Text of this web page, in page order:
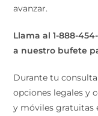
avanzar.
Llama al 1-888-
a nuestro bufete
Durante tu
opciones legales y
y móviles gratuitas